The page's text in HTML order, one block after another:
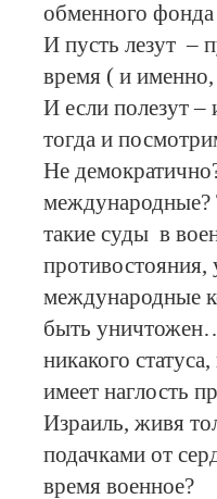
обменного
И пусть лезут –
время ( и именно,
И если полезут –
тогда и
Не
международные?
такие суды в
противостояния,
международные
быть
никакого
имеет наглость
Израиль, живя
подачками от
время военное?